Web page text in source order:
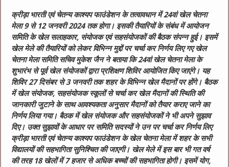
क्रीड़ा भारती एवं चेतन्य काश्यप फाउंडेशन के तत्वावधान में 24वां खेल चेतना
मेला 9 से 12 जनवरी 2024 तक होगा। इसकी तैयारियों के संबंध में आयोजन
समिति के खेल सलाहकार, संयोजक एवं सहसंयोजकों की बैठक संपन्न हुई। इसमें
खेल मेले की तैयारियों को लेकर विभिन्न मुद्दों पर चर्चा कर निर्णय लिए गए खेल
चेतना मेला समिति सचिव मुकेश जैन ने बताया कि 24वां खेल चेतना मेला के
शुभारंभ से पूर्व खेल संयोजकों द्वारा प्रशिक्षण शिविर आयोजित किए जाएंगे। यह
शिविर 27 दिसंबर से 3 जनवरी तक शहर के विभिन्न खेल मैदानों पर होंगे। बैठक
में खेल संयोजक, सहसंयोजक स्कूलों से चर्चा कर खेल मैदानों की स्थिति की
जानकारी जुटाने के साथ आवश्यकता अनुसार मैदानों को तैयार कराए जाने का
निर्णय लिया गया। बैठक में खेल संयोजक और सहसंयोजकों ने भी अपने सुझाव
दिए। उक्त सुझावों के आधार पर समिति सदस्यों ने उन पर चर्चा कर निर्णय लिए
क्रीड़ा भारती एवं चेतन्य काश्यप फाउंडेशन के खेल चेतना मेला में शहर के सभी
विद्यालयों की सहभागिता सुनिश्चित की जाएगी। खेल मेले में इस बार भी गत वर्ष
की तरह 18 खेलों में 7 हजार से अधिक बच्चों की सहभागिता होगी। इसमें योग,